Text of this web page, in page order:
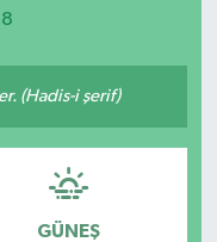
(Hadis-i şerif)
GÜNEŞ